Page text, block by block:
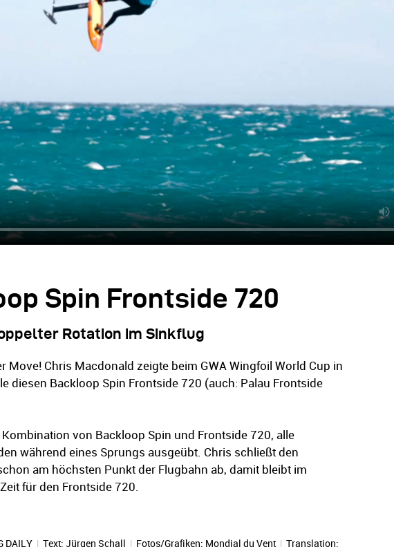
Spin Frontside 720
Rotation im Sinkflug
Move! Chris Macdonald zeigte beim GWA Wingfoil World Cup in
diesen Backloop Spin Frontside 720 (auch: Palau Frontside
von Backloop Spin und Frontside 720, alle
während eines Sprungs ausgeübt. Chris schließt den
am höchsten Punkt der Flugbahn ab, damit bleibt im
für den Frontside 720.
DAILY | Text: Jürgen Schall | Fotos/Grafiken: Mondial du Vent | Translation: